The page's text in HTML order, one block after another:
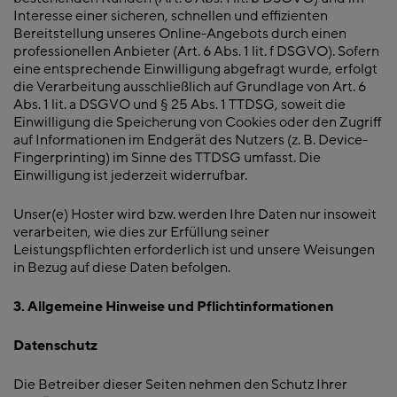
Interesse einer sicheren, schnellen und effizienten
Bereitstellung unseres Online-Angebots durch einen
professionellen Anbieter (Art. 6 Abs. 1 lit. f DSGVO). Sofern
eine entsprechende Einwilligung abgefragt wurde, erfolgt
die Verarbeitung ausschließlich auf Grundlage von Art. 6
Abs. 1 lit. a DSGVO und § 25 Abs. 1 TTDSG, soweit die
Einwilligung die Speicherung von Cookies oder den Zugriff
auf Informationen im Endgerät des Nutzers (z. B. Device-
Fingerprinting) im Sinne des TTDSG umfasst. Die
Einwilligung ist jederzeit widerrufbar.
Unser(e) Hoster wird bzw. werden Ihre Daten nur insoweit
verarbeiten, wie dies zur Erfüllung seiner
Leistungspflichten erforderlich ist und unsere Weisungen
in Bezug auf diese Daten befolgen.
3. Allgemeine Hinweise und Pflichtinformationen
Datenschutz
Die Betreiber dieser Seiten nehmen den Schutz Ihrer